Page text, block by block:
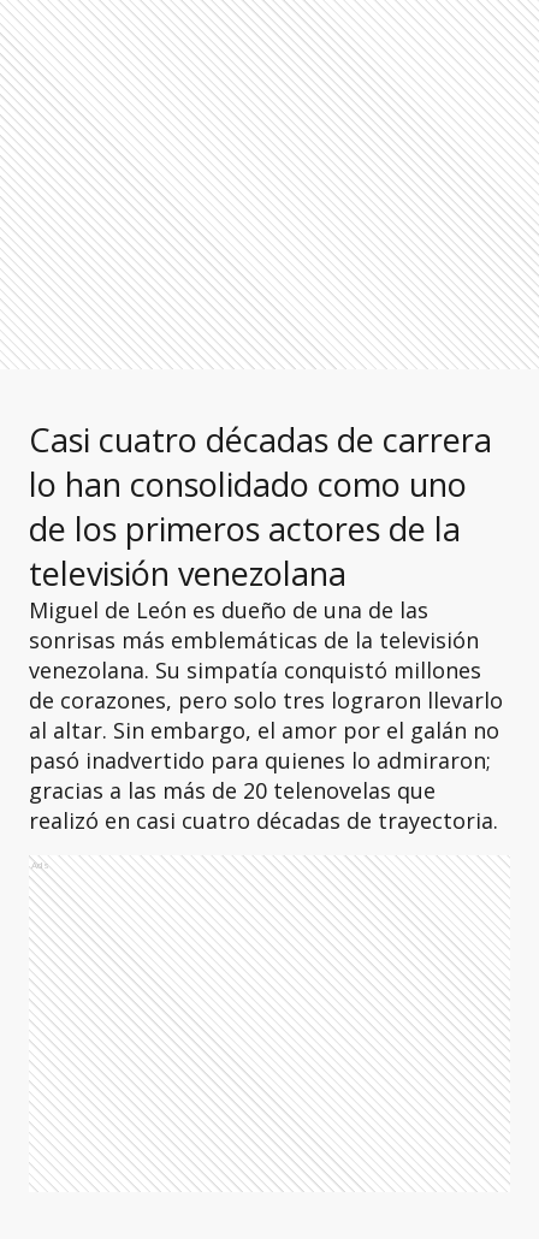
Casi cuatro décadas de carrera
lo han consolidado como uno
de los primeros actores de la
televisión venezolana
Miguel de León es dueño de una de las
sonrisas más emblemáticas de la televisión
venezolana. Su simpatía conquistó millones
de corazones, pero solo tres lograron llevarlo
al altar. Sin embargo, el amor por el galán no
pasó inadvertido para quienes lo admiraron;
gracias a las más de 20 telenovelas que
realizó en casi cuatro décadas de trayectoria.
Ads